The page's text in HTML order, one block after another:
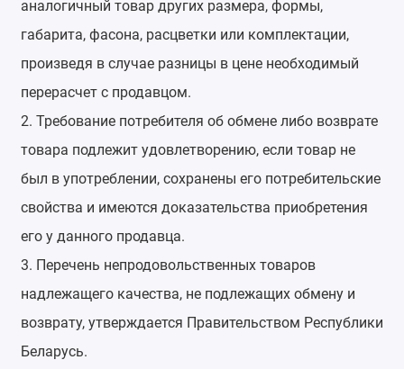
аналогичный товар других размера, формы,
габарита, фасона, расцветки или комплектации,
произведя в случае разницы в цене необходимый
перерасчет с продавцом.
2. Требование потребителя об обмене либо возврате
товара подлежит удовлетворению, если товар не
был в употреблении, сохранены его потребительские
свойства и имеются доказательства приобретения
его у данного продавца.
3. Перечень непродовольственных товаров
надлежащего качества, не подлежащих обмену и
возврату, утверждается Правительством Республики
Беларусь.